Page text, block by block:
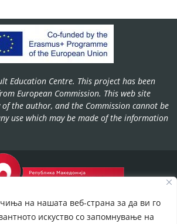
на нашата веб-страна за да ви го
искуство со запомнување на
Education Centre. This project has been
European Commission. This web site
the author, and the Commission cannot be
use which may be made of the information